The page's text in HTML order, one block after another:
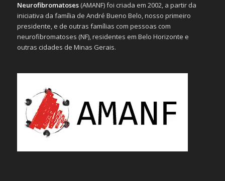
Neurofibromatoses(AMANF) foi criada em 2002, a partir da
iniciativa da família de André Bueno Belo, nosso primeiro
presidente, e de outras famílias com pessoas com
neurofibromatoses (NF), residentes em Belo Horizonte e
outras cidades de Minas Gerais.